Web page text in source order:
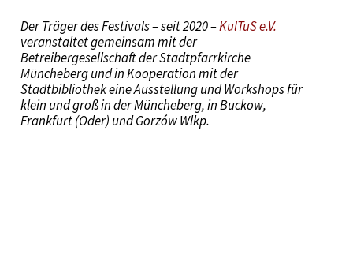
Der Träger des Festivals – seit 2020 –KulTuS e.V.
veranstaltet gemeinsam mit der
Betreibergesellschaft der Stadtpfarrkirche
Müncheberg und in Kooperation mit der
Stadtbibliothek eine Ausstellung und Workshops für
klein und groß in der Müncheberg, in Buckow,
Frankfurt (Oder) und Gorzów Wlkp.